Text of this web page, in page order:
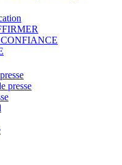
presse